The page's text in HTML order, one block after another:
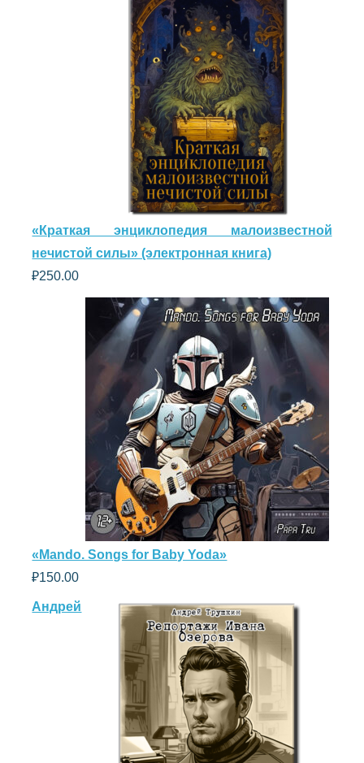
«Краткая энциклопедия малоизвестной
нечистой силы» (электронная книга)
₽250.00
«Mando. Songs for Baby Yoda»
₽150.00
Андрей